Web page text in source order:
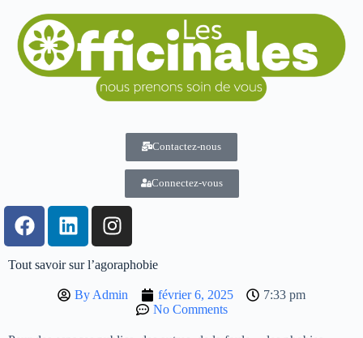
Contactez-nous
Connectez-vous
Tout savoir sur l’agoraphobie
By Admin février 6, 2025
7:33 pm
No Comments